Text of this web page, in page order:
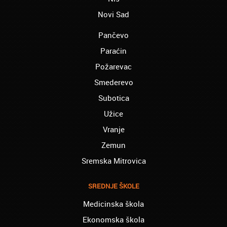
Akademija Oxford je nešto najbolje u Srbiji.
Bačka Palanka – Darko:
Završio sam obuku za viljuškaristu, momci
Bačka Topola - Velimir:
nažalost, sa završenim fakultetom nisam
stručno osposobljavanje zavarivača i u firmi
u vašoj školi stranih jezika. Samo da kažem
Bosilegrad – Slaviša:
Novi Sad
Pančevo
Paraćin
Požarevac
Smederevo
Subotica
Užice
Vranje
Zemun
Sremska Mitrovica
SREDNJE ŠKOLE
Medicinska škola
Ekonomska škola